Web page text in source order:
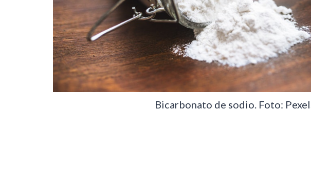
Bicarbonato de sodio. Foto: